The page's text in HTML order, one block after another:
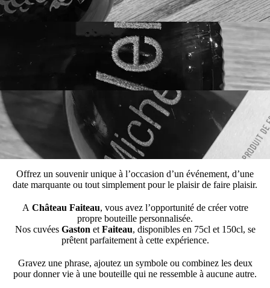
Offrez un souvenir unique à l’occasion d’un événement, d’une
date marquante ou tout simplement pour le plaisir de faire plaisir.
A Château Faiteau, vous avez l’opportunité de créer votre
propre bouteille personnalisée.
Nos cuvées Gaston et Faiteau, disponibles en 75cl et 150cl, se
prêtent parfaitement à cette expérience.
Gravez une phrase, ajoutez un symbole ou combinez les deux
pour donner vie à une bouteille qui ne ressemble à aucune autre.